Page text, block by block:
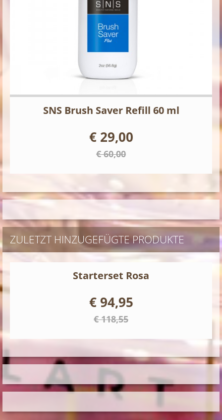
SNS Brush Saver Refill 60 ml
€ 29,00
€ 60,00
ZULETZT HINZUGEFÜGTE PRODUKTE
Starterset Rosa
€ 94,95
€ 118,55